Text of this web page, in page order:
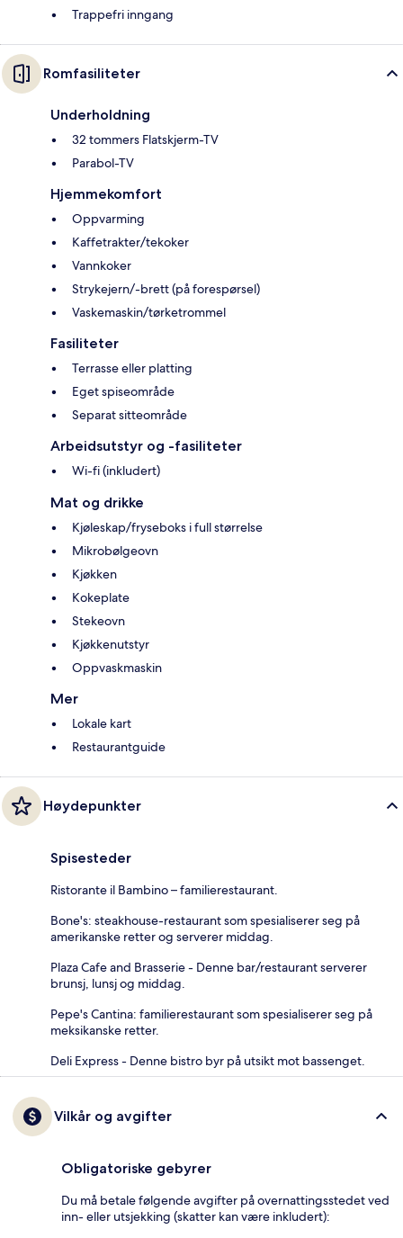
Trappefri inngang
Romfasiliteter
Underholdning
32 tommers Flatskjerm-TV
Parabol-TV
Hjemmekomfort
Oppvarming
Kaffetrakter/tekoker
Vannkoker
Strykejern/-brett (på forespørsel)
Vaskemaskin/tørketrommel
Fasiliteter
Terrasse eller platting
Eget spiseområde
Separat sitteområde
Arbeidsutstyr og -fasiliteter
Wi-fi (inkludert)
Mat og drikke
Kjøleskap/fryseboks i full størrelse
Mikrobølgeovn
Kjøkken
Kokeplate
Stekeovn
Kjøkkenutstyr
Oppvaskmaskin
Mer
Lokale kart
Restaurantguide
Høydepunkter
Spisesteder
Ristorante il Bambino – familierestaurant.
Bone's: steakhouse-restaurant som spesialiserer seg på
amerikanske retter og serverer middag.
Plaza Cafe and Brasserie - Denne bar/restaurant serverer
brunsj, lunsj og middag.
Pepe's Cantina: familierestaurant som spesialiserer seg på
meksikanske retter.
Deli Express - Denne bistro byr på utsikt mot bassenget.
Vilkår og avgifter
Obligatoriske gebyrer
Du må betale følgende avgifter på overnattingsstedet ved
inn- eller utsjekking (skatter kan være inkludert):